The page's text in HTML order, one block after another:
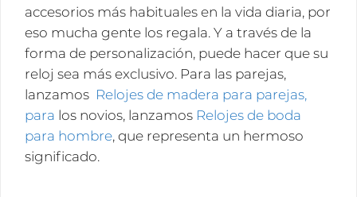
accesorios más habituales en la vida diaria, por
eso mucha gente los regala. Y a través de la
forma de personalización, puede hacer que su
reloj sea más exclusivo. Para las parejas,
lanzamos Relojes de madera para parejas,
para los novios, lanzamos Relojes de boda
para hombre, que representa un hermoso
significado.